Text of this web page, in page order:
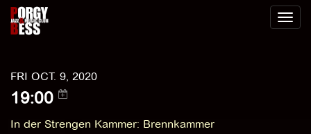
Toggle
FRI OCT. 9, 2020
19:00
In der Strengen Kammer: Brennkammer